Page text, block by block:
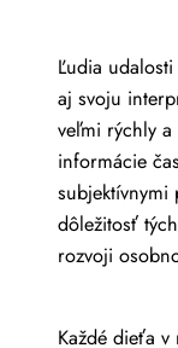
Ľudia
aj svoju
veľmi rýchly a
informácie
subjektívnymi
dôležitosť
rozvoji
Každé dieťa